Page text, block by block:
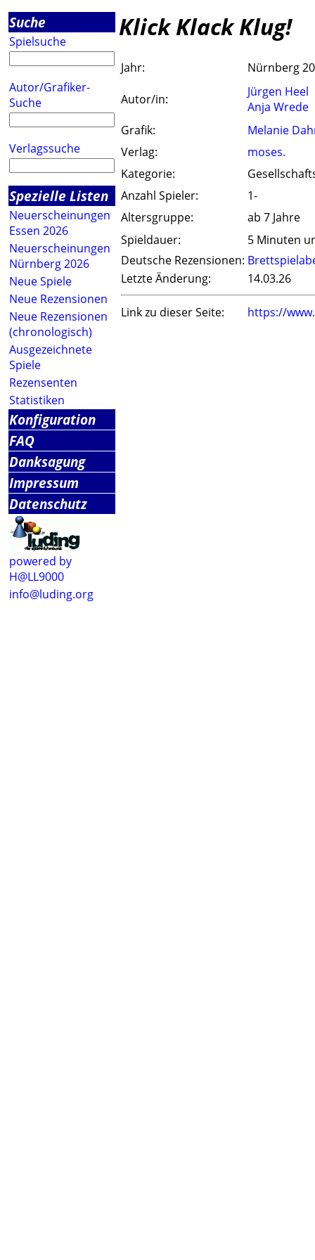
Suche
Spielsuche
Autor/Grafiker-
Suche
Verlagssuche
Spezielle Listen
Neuerscheinungen
Essen 2026
Neuerscheinungen
Nürnberg 2026
Neue Spiele
Neue Rezensionen
Neue Rezensionen
(chronologisch)
Ausgezeichnete
Spiele
Rezensenten
Statistiken
Konfiguration
FAQ
Danksagung
Impressum
Datenschutz
powered by
H@LL9000
info@luding.org
Klick Klack Klug!
Jahr: Nürnberg
Autor/in:
Jürgen Heel
Anja Wrede
Grafik:
Melanie
Verlag:
moses.
Kategorie:
Anzahl Spieler:
1-
Altersgruppe:
ab 7 Jahre
Spieldauer:
5 Minuten
Deutsche Rezensionen:
Letzte Änderung:
14.03.26
Link zu dieser Seite: https://